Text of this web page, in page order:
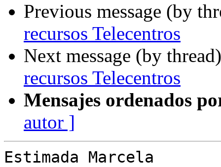
Previous message (by
recursos Telecentros
Next message (by
recursos Telecentros
Mensajes ordenados
autor ]
Estimada Marcela